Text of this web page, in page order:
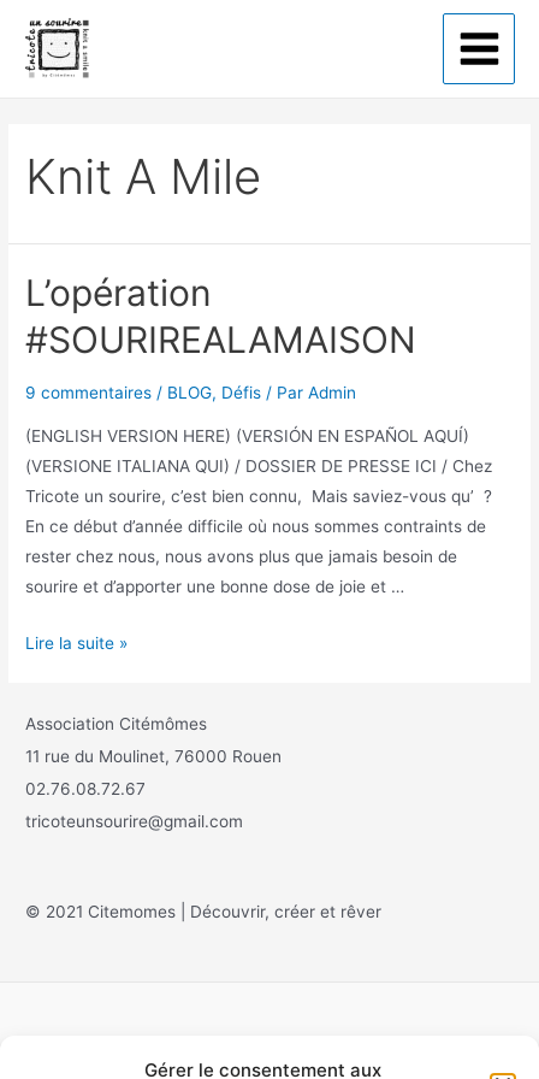
Gérer le consentement aux
Knit A Mile
L’opération
#SOURIREALAMAISON
9 commentaires / BLOG, Défis / ParAdmin
(ENGLISH VERSION HERE) (VERSIÓN EN ESPAÑOL AQUÍ)
(VERSIONE ITALIANA QUI) / DOSSIER DE PRESSE ICI / Chez
Tricote un sourire, c’est bien connu, Mais saviez-vous qu’ ?
En ce début d’année difficile où nous sommes contraints de
rester chez nous, nous avons plus que jamais besoin de
sourire et d’apporter une bonne dose de joie et …
Lire la suite »
Association Citémômes
11 rue du Moulinet, 76000 Rouen
02.76.08.72.67
tricoteunsourire@gmail.com
© 2021 Citemomes | Découvrir, créer et rêver